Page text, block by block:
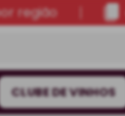
região
CLUBE DE VINHOS